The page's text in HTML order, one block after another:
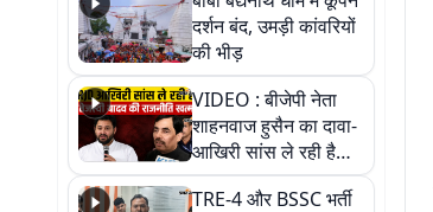
अनुमान
दर्शन बंद, उमड़ी कांवरियों
की भीड़
VIDEO : बीजेपी नेता
शाहनवाज हुसैन का दावा-
आखिरी सांस ले रही है
RJD, तेजस्वी को लेकर
क्या कहा, सुनिए
TRE-4 और BSSC भर्ती